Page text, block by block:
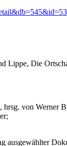
Lippe, Die
von